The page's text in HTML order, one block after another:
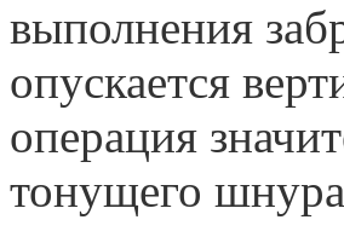
выполнения
опускается
операция
тонущего